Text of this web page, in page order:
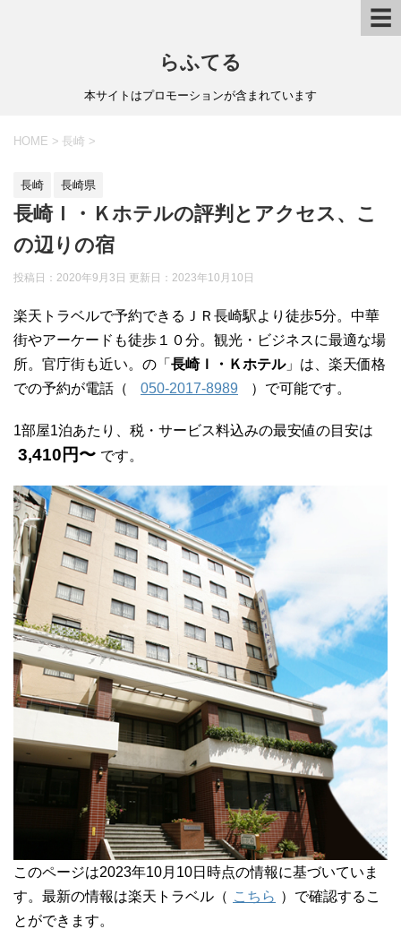
☰
らふてる
本サイトはプロモーションが含まれています
HOME > 長崎 >
長崎 長崎県
長崎Ｉ・Ｋホテルの評判とアクセス、こ
の辺りの宿
投稿日：2020年9月3日 更新日： 2023年10月10日
楽天トラベルで予約できるＪＲ長崎駅より徒歩5分。中華
街やアーケードも徒歩１０分。観光・ビジネスに最適な場
所。官庁街も近い。の「 長崎Ｉ・Ｋホテル」は、楽天価格
での予約が電話（
050-2017-8989 ）で可能です。
1部屋1泊あたり、税・サービス料込みの最安値の目安は
3,410円〜 です。
このページは2023年10月10日時点の情報に基づいていま
す。最新の情報は楽天トラベル（ こちら ）で確認するこ
とができます。